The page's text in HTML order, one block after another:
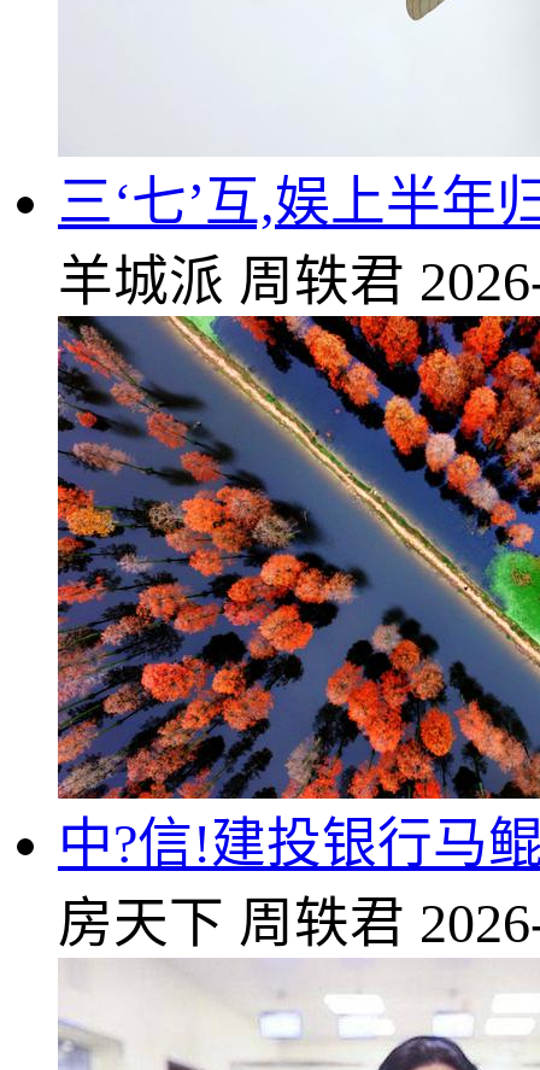
三‘七’互,娱上半年
羊城派 周轶君
中?信!建投银行马
房天下 周轶君